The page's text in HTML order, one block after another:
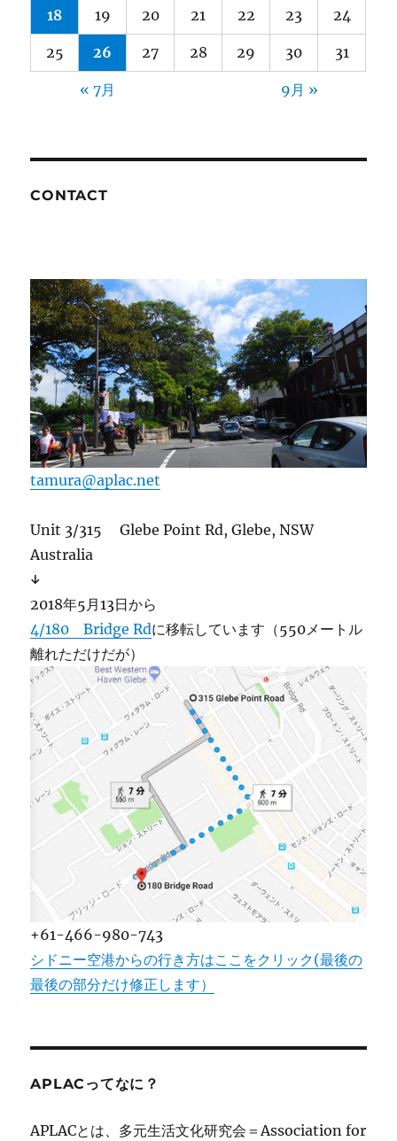
18 19 20 21 22 23 24
25 26 27 28 29 30 31
« 7月 9月 »
CONTACT
tamura@aplac.net
Unit 3/315 Glebe Point Rd, Glebe, NSW
Australia
↓
2018年5月13日から
4/180 Bridge Rdに移転しています（550メートル
離れただけだが）
+61-466-980-743
シドニー空港からの行き方はここをクリック(最後の
最後の部分だけ修正します）
APLACってなに？
APLACとは、多元生活文化研究会＝Association for